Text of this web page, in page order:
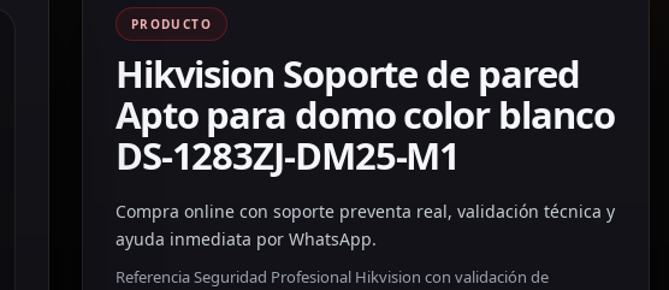
PRODUCTO
Hikvision Soporte de pared
Apto para domo color blanco
DS-1283ZJ-DM25-M1
Compra online con soporte preventa real, validación técnica y
ayuda inmediata por WhatsApp.
Referencia Seguridad Profesional Hikvision con validación de